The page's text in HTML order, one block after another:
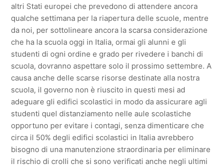
altri Stati europei che prevedono di attendere ancora
qualche settimana per la riapertura delle scuole, mentre
da noi, per sottolineare ancora la scarsa considerazione
che ha la scuola oggi in Italia, ormai gli alunni e gli
studenti di ogni ordine e grado per rivedere i banchi di
scuola, dovranno aspettare solo il prossimo settembre. A
causa anche delle scarse risorse destinate alla nostra
scuola, il governo non è riuscito in questi mesi ad
adeguare gli edifici scolastici in modo da assicurare agli
studenti quel distanziamento nelle aule scolastiche
opportuno per evitare i contagi, senza dimenticare che
circa il 50% degli edifici scolastici in Italia avrebbero
bisogno di una manutenzione straordinaria per eliminare
il rischio di crolli che si sono verificati anche negli ultimi